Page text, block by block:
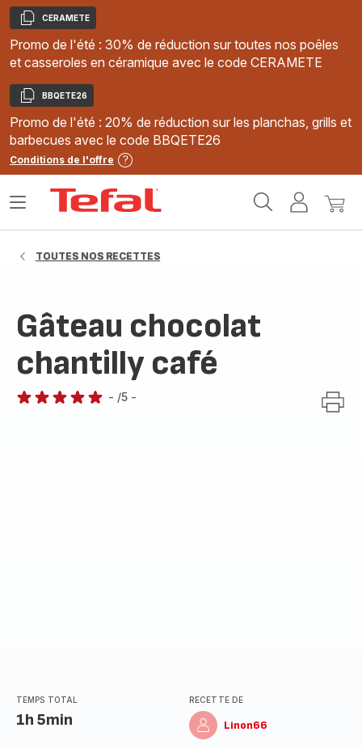
Copier
CERAMETE
Promo de l'été : 30% de réduction sur toutes nos poêles
et casseroles en céramique avec le code CERAMETE
Copier
BBQETE26
Promo de l'été : 20% de réduction sur les planchas, grills et
barbecues avec le code BBQETE26
Conditions de l'offre
MonMon
Ouvrir
TOUTES NOS RECETTES
Gâteau chocolat
chantilly café
- /5 -
TEMPS TOTAL
1h 5min
RECETTE DE
Linon66